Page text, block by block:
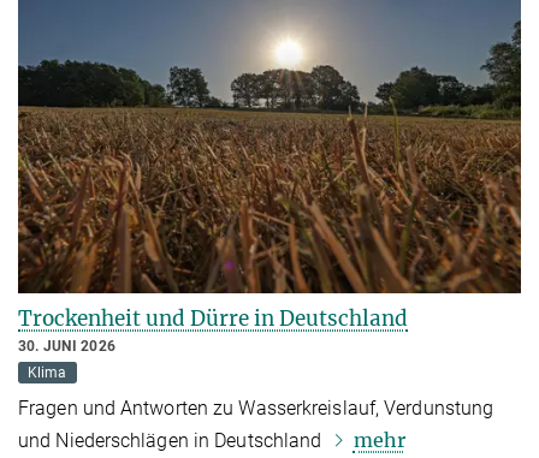
Trockenheit und Dürre in Deutschland
30. JUNI 2026
Klima
Fragen und Antworten zu Wasserkreislauf, Verdunstung
und Niederschlägen in Deutschland
mehr